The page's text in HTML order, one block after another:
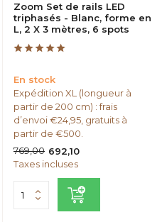
Zoom Set de rails LED
triphasés - Blanc, forme en
L, 2 X 3 mètres, 6 spots
En stock
Expédition XL (longueur à
partir de 200 cm) : frais
d’envoi €24,95, gratuits à
partir de €500.
769,00 692,10
Taxes incluses